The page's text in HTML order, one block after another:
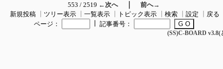
553 / 2519 ←次へ｜ 前へ→
新規投稿
ツリー表示 一覧表示 トピック表示 検索 設定
戻る
ページ：
記事番号：
(SS)C-BOARD v3.8(